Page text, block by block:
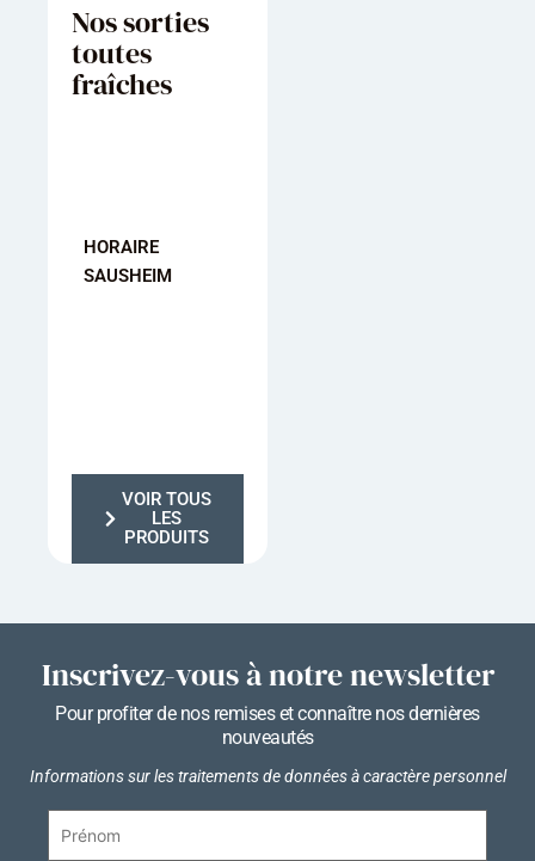
Nos sorties
toutes
fraîches
HORAIRE
SAUSHEIM
VOIR TOUS
LES
PRODUITS
Inscrivez-vous à notre newsletter
Pour profiter de nos remises et connaître nos dernières
nouveautés
Informations sur les traitements de données à caractère personnel